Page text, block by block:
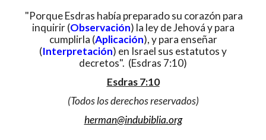
"Porque Esdras había preparado su corazón para
inquirir (Observación) la ley de Jehová y para
cumplirla (Aplicación), y para enseñar
(Interpretación) en Israel sus estatutos y
decretos". (Esdras 7:10)
Esdras 7:10
(Todos los derechos reservados)
herman@indubiblia.org